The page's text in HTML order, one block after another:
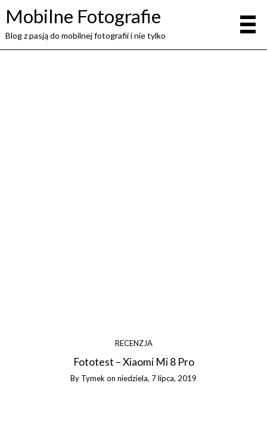
Mobilne Fotografie
Blog z pasją do mobilnej fotografii i nie tylko
RECENZJA
Fototest – Xiaomi Mi 8 Pro
By Tymekon niedziela, 7 lipca, 2019